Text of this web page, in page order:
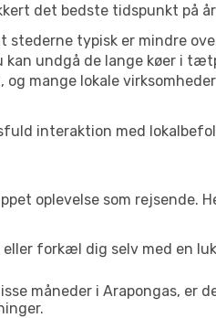
det bedste tidspunkt på
typisk er mindre
undgå de lange køer i
mange lokale
interaktion med
oplevelse som rejsende.
forkæl dig selv med en
måneder i Arapongas, er